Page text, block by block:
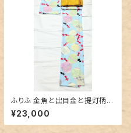
ふりふ 金魚と出目金と提灯柄の
セオα浴衣
¥23,000